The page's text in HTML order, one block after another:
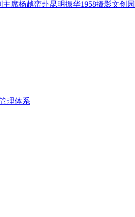
席杨越峦赴昆明振华1958摄影文创
理体系